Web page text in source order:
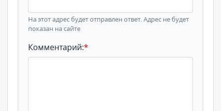
На этот адрес будет отправлен ответ. Адрес не будет
показан на сайте
Комментарий:*